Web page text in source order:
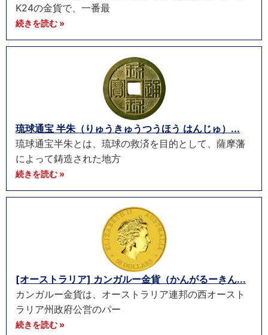
K24の金貨で、一番最
続きを読む »
琉球通宝 半朱（りゅうきゅうつうほう はんじゅ）...
琉球通宝半朱とは、琉球の救済を目的として、薩摩藩
によって鋳造された地方
続きを読む »
[オーストラリア] カンガルー金貨（かんがるーきん...
カンガルー金貨は、オーストラリア連邦の西オースト
ラリア州政府公営のパー
続きを読む »